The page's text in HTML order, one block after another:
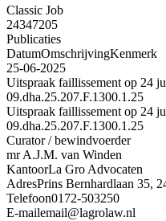
Classic Job
24347205
Publicaties
DatumOmschrijvingKenmerk
25-06-2025
Uitspraak faillissement op 24
09.dha.25.207.F.1300.1.25
Uitspraak faillissement op 24
09.dha.25.207.F.1300.1.25
Curator / bewindvoerder
mr A.J.M. van Winden
KantoorLa Gro Advocaten
AdresPrins Bernhardlaan 35,
Telefoon0172-503250
E-mailemail@lagrolaw.nl